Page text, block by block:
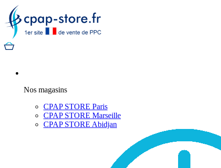
Nos magasins
CPAP STORE Paris
CPAP STORE Marseille
CPAP STORE Abidjan